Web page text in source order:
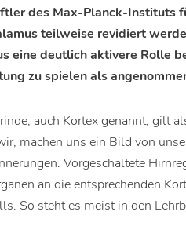
des Max-Planck-Instituts
teilweise revidiert
eine deutlich aktivere Rolle
zu spielen als
auch Kortex genannt, gilt
machen uns ein Bild von
Vorgeschaltete
an die entsprechenden
So steht es meist in den